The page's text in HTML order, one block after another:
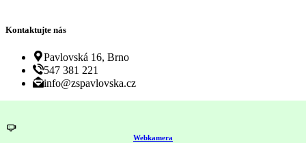
Kontaktujte nás
Pavlovská 16, Brno
547 381 221
info@zspavlovska.cz
Webkamera